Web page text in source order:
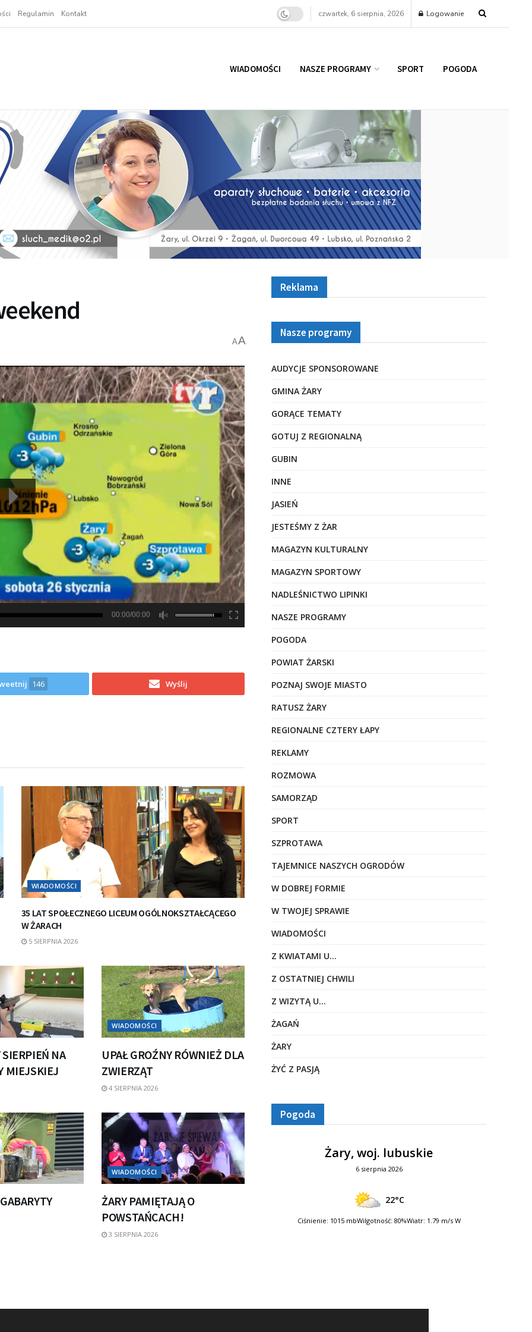
Regulamin Kontakt czwartek, 6 sierpnia, 2026 Logowanie
WIADOMOŚCI NASZE PROGRAMY SPORT POGODA
AA
00:00/00:00
146 Wyślij
WIADOMOŚCI
35 LAT SPOŁECZNEGO LICEUM OGÓLNOKSZTAŁCĄCEGO
W ŻARACH
5 SIERPNIA 2026
SIERPIEŃ NA
MIEJSKIEJ
WIADOMOŚCI
UPAŁ GROŹNY RÓWNIEŻ DLA
ZWIERZĄT
4 SIERPNIA 2026
WIADOMOŚCI
ŻARY PAMIĘTAJĄ O
POWSTAŃCACH!
3 SIERPNIA 2026
Reklama
Nasze programy
AUDYCJE SPONSOROWANE
GMINA ŻARY
GORĄCE TEMATY
GOTUJ Z REGIONALNĄ
GUBIN
INNE
JASIEŃ
JESTEŚMY Z ŻAR
MAGAZYN KULTURALNY
MAGAZYN SPORTOWY
NADLEŚNICTWO LIPINKI
NASZE PROGRAMY
POGODA
POWIAT ŻARSKI
POZNAJ SWOJE MIASTO
RATUSZ ŻARY
REGIONALNE CZTERY ŁAPY
REKLAMY
ROZMOWA
SAMORZĄD
SPORT
SZPROTAWA
TAJEMNICE NASZYCH OGRODÓW
W DOBREJ FORMIE
W TWOJEJ SPRAWIE
WIADOMOŚCI
Z KWIATAMI U…
Z OSTATNIEJ CHWILI
Z WIZYTĄ U…
ŻAGAŃ
ŻARY
ŻYĆ Z PASJĄ
Pogoda
Żary, woj. lubuskie
6 sierpnia 2026
22°C
Ciśnienie: 1015 mbWilgotność: 80%Wiatr: 1.79 m/s W